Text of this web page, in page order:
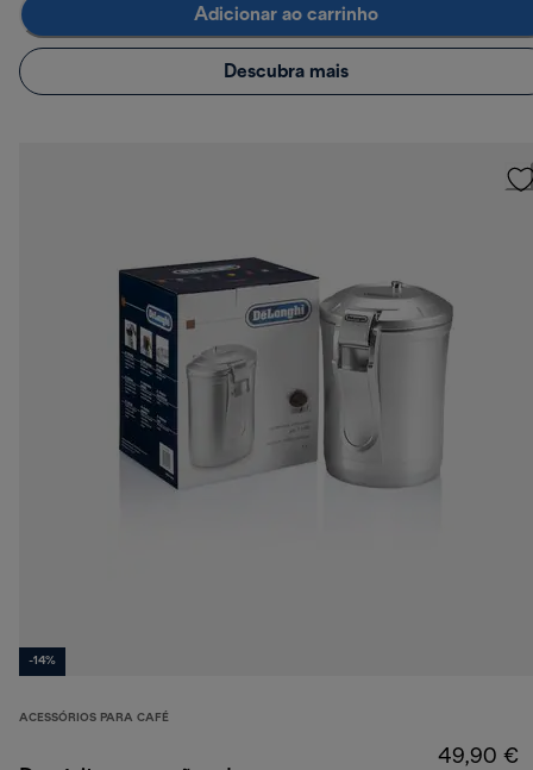
Adicionar ao carrinho
Descubra mais
-14%
ACESSÓRIOS PARA CAFÉ
49,90 €